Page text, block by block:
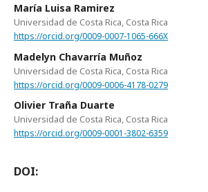
María Luisa Ramirez
Universidad de Costa Rica, Costa Rica
https://orcid.org/0009-0007-1065-666X
Madelyn Chavarría Muñoz
Universidad de Costa Rica, Costa Rica
https://orcid.org/0009-0006-4178-0279
Olivier Traña Duarte
Universidad de Costa Rica, Costa Rica
https://orcid.org/0009-0001-3802-6359
DOI: